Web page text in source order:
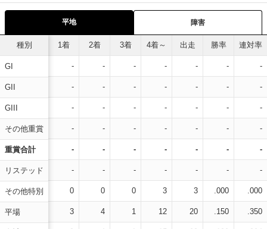
平地 障害
種別
GI
GII
GIII
その他重賞
重賞合計
リステッド
その他特別
平場
1着 2着 3着 4着～ 出走 勝率 連対率
- - - - - - -
- - - - - - -
- - - - - - -
- - - - - - -
- - - - - - -
- - - - - - -
0 0 0 3 3 .000 .000
3 4 1 12 20 .150 .350